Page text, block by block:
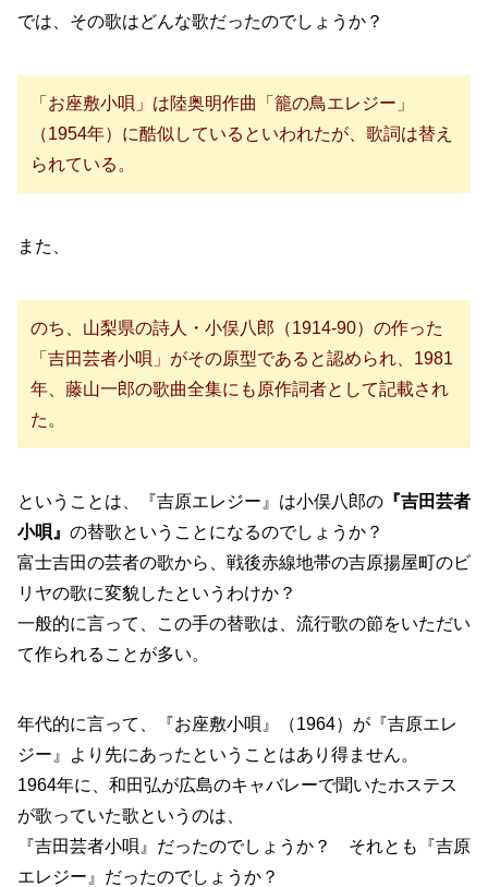
では、その歌はどんな歌だったのでしょうか？
「お座敷小唄」は陸奥明作曲「籠の鳥エレジー」
（1954年）に酷似しているといわれたが、歌詞は替え
られている。
また、
のち、山梨県の詩人・小俣八郎（1914-90）の作った
「吉田芸者小唄」がその原型であると認められ、1981
年、藤山一郎の歌曲全集にも原作詞者として記載され
た。
ということは、『吉原エレジー』は小俣八郎の 『吉田芸者
小唄』 の替歌ということになるのでしょうか？
富士吉田の芸者の歌から、戦後赤線地帯の吉原揚屋町のビ
リヤの歌に変貌したというわけか？
一般的に言って、この手の替歌は、流行歌の節をいただい
て作られることが多い。
年代的に言って、『お座敷小唄』（1964）が『吉原エレ
ジー』より先にあったということはあり得ません。
1964年に、和田弘が広島のキャバレーで聞いたホステス
が歌っていた歌というのは、
『吉田芸者小唄』だったのでしょうか？ それとも『吉原
エレジー』だったのでしょうか？